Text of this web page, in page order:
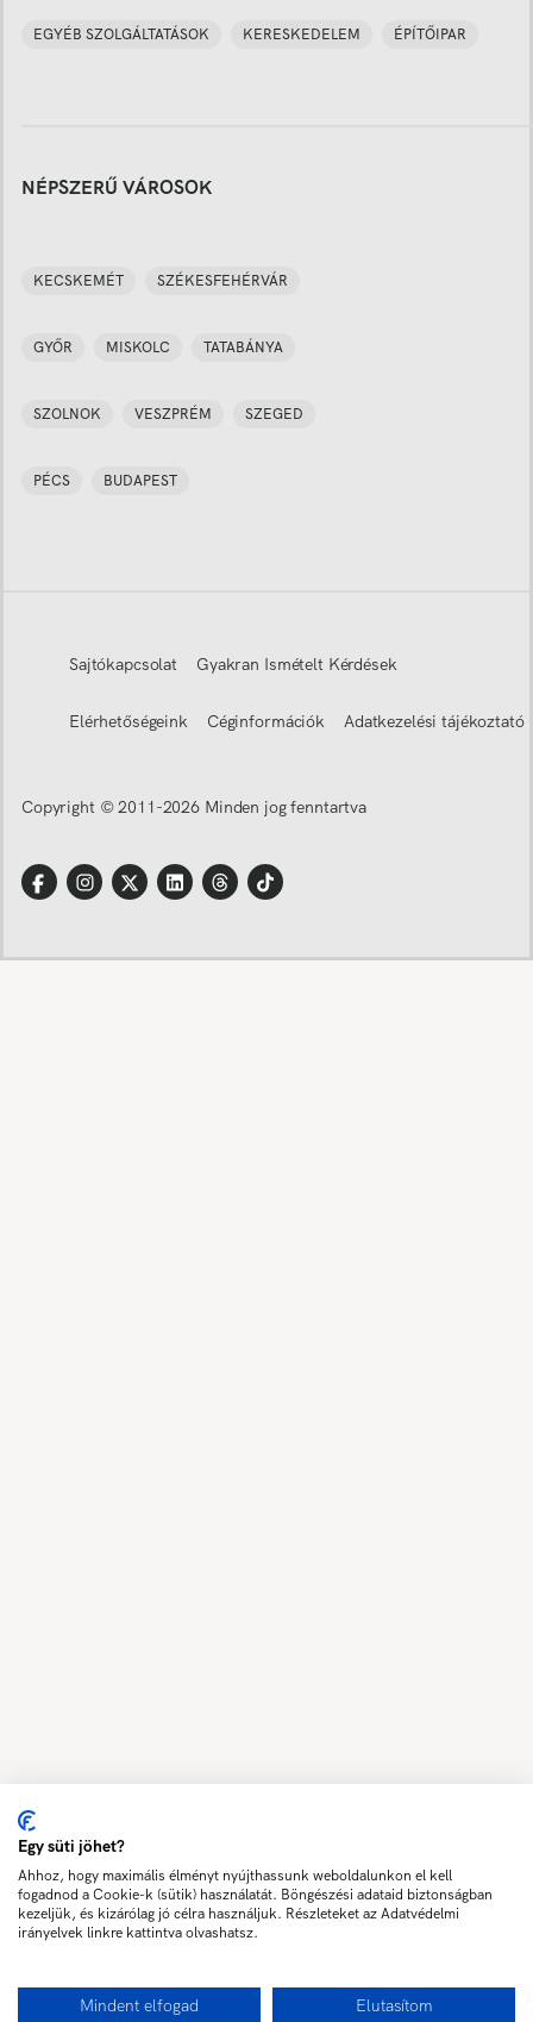
EGYÉB SZOLGÁLTATÁSOK KERESKEDELEM ÉPÍTŐIPAR
NÉPSZERŰ VÁROSOK
KECSKEMÉT SZÉKESFEHÉRVÁR
GYŐR MISKOLC TATABÁNYA
SZOLNOK VESZPRÉM SZEGED
PÉCS BUDAPEST
Sajtókapcsolat Gyakran Ismételt Kérdések
Elérhetőségeink Céginformációk Adatkezelési tájékoztató
Copyright © 2011-2026 Minden jog fenntartva
Egy süti jöhet?
Ahhoz, hogy maximális élményt nyújthassunk weboldalunkon el kell
fogadnod a Cookie-k (sütik) használatát. Böngészési adataid biztonságban
kezeljük, és kizárólag jó célra használjuk. Részleteket az Adatvédelmi
irányelvek linkre kattintva olvashatsz.
Mindent elfogad Elutasítom